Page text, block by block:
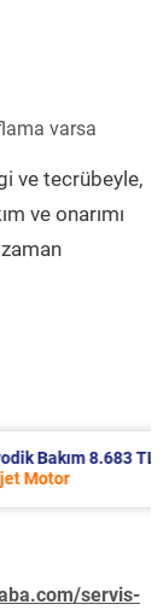
varsa
ve tecrübeyle,
ve onarımı
TL
servis-